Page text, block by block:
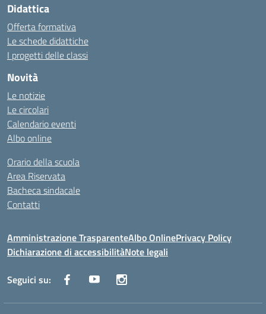
Didattica
Offerta formativa
Le schede didattiche
I progetti delle classi
Novità
Le notizie
Le circolari
Calendario eventi
Albo online
Orario della scuola
Area Riservata
Bacheca sindacale
Contatti
Amministrazione TrasparenteAlbo OnlinePrivacy Policy
Dichiarazione di accessibilitàNote legali
Seguici su: